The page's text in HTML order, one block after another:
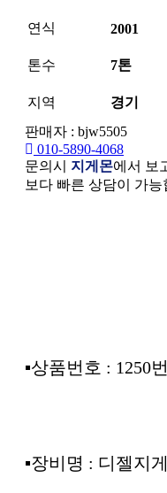
연식 2001
톤수 7톤
지역
경기
판매자 : bjw5505
010-5890-4068
문의시 지게몬에서 보
보다 빠른 상담이 가능
▪︎상품번호 : 1250번
▪︎장비명 : 디젤지